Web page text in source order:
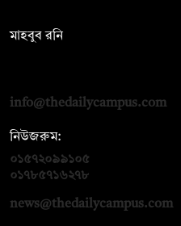
মাহবুব রনি
info@thedailycampus.com
নিউজরুম:
০১৫৭২০৯৯১০৫
০১৭৮৫৭১৬২৭৮
news@thedailycampus.com